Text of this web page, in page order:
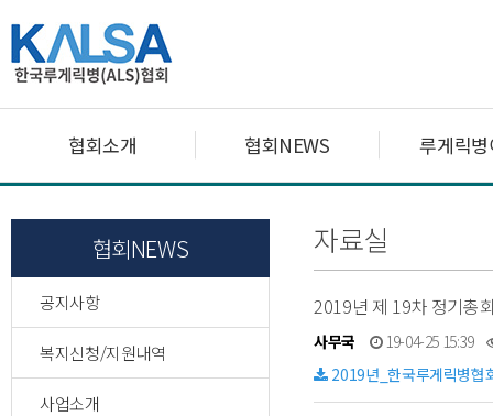
협회소개 협회NEWS 루게릭
협회NEWS
공지사항
복지신청/지원내역
사업소개
자료실
2019년 제 19차 정기총
사무국
19-04-25 15:39
2019년_한국루게릭병협